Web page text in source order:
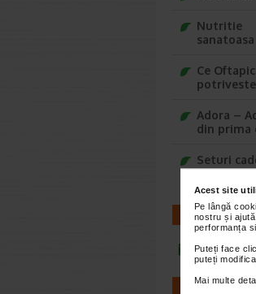
Acest site
Pe lângă
nostru și
performanța
Puteți face
puteți
Mai multe
Nutritie
sanatoasa
Ce
potriveste
Adora –
din prima
Seturi
CONTACT
FARMACII